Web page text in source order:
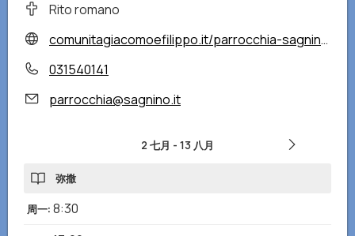
Rito romano
comunitagiacomoefilippo.it/parrocchia-sagnino/
031540141
parrocchia@sagnino.it
2 七月 - 13 八月
弥撒
周一: 8:30